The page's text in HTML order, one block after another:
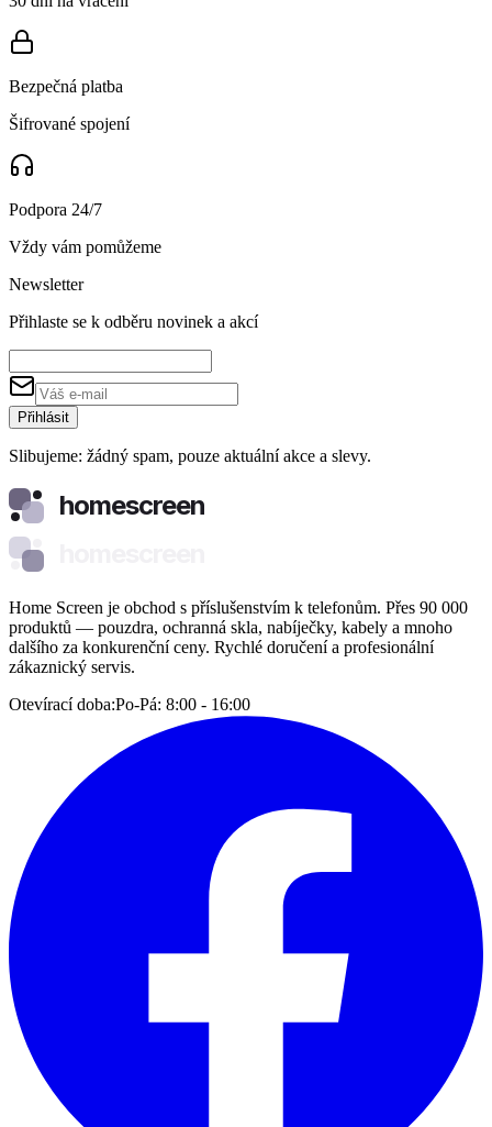
Bezpečná platba
Šifrované spojení
Podpora 24/7
Vždy vám pomůžeme
Newsletter
Přihlaste se k odběru novinek a akcí
Přihlásit
Slibujeme: žádný spam, pouze aktuální akce a slevy.
homescreen
Home Screen je obchod s příslušenstvím k telefonům. Přes 90 000
produktů — pouzdra, ochranná skla, nabíječky, kabely a mnoho
dalšího za konkurenční ceny. Rychlé doručení a profesionální
zákaznický servis.
Otevírací doba:Po-Pá: 8:00 - 16:00